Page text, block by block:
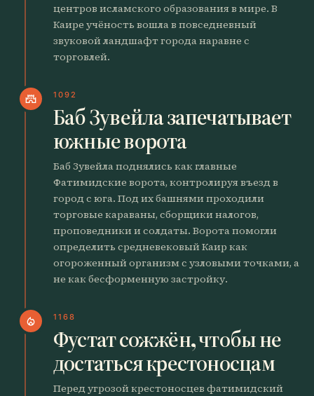
центров исламского образования в мире. В
Каире учёность вошла в повседневный
звуковой ландшафт города наравне с
торговлей.
castle 1092
Баб Зувейла запечатывает
южные ворота
Баб Зувейла поднялись как главные
Фатимидские ворота, контролируя въезд в
город с юга. Под их башнями проходили
торговые караваны, сборщики налогов,
проповедники и солдаты. Ворота помогли
определить средневековый Каир как
огороженный организм с узловыми точками, а
не как бесформенную застройку.
local_fire_department 1168
Фустат сожжён, чтобы не
достаться крестоносцам
Перед угрозой крестоносцев фатимидский